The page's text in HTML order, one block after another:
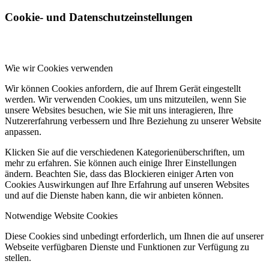
Cookie- und Datenschutzeinstellungen
Wie wir Cookies verwenden
Wir können Cookies anfordern, die auf Ihrem Gerät eingestellt
werden. Wir verwenden Cookies, um uns mitzuteilen, wenn Sie
unsere Websites besuchen, wie Sie mit uns interagieren, Ihre
Nutzererfahrung verbessern und Ihre Beziehung zu unserer Website
anpassen.
Klicken Sie auf die verschiedenen Kategorienüberschriften, um
mehr zu erfahren. Sie können auch einige Ihrer Einstellungen
ändern. Beachten Sie, dass das Blockieren einiger Arten von
Cookies Auswirkungen auf Ihre Erfahrung auf unseren Websites
und auf die Dienste haben kann, die wir anbieten können.
Notwendige Website Cookies
Diese Cookies sind unbedingt erforderlich, um Ihnen die auf unserer
Webseite verfügbaren Dienste und Funktionen zur Verfügung zu
stellen.